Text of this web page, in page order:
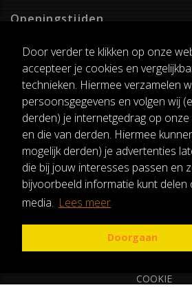
Door verder te klikken op onze
accepteer je cookies en
technieken. Hiermee verzamelen
persoonsgegevens en volgen wij
derden) je internetgedrag op
en die van derden. Hiermee
mogelijk derden) je advertenties
die bij jouw interesses passen en
bijvoorbeeld informatie kunt delen
media. Lees meer
Doorgaan
Openingstijden
Dinsdag T/M Zaterdag
van 8:00-17:00
Verzenddagen
Dinsdag T/M Vrijdag
Pauze
12:30-13:00
ALGEMENE
RUILEN EN
COOKIE